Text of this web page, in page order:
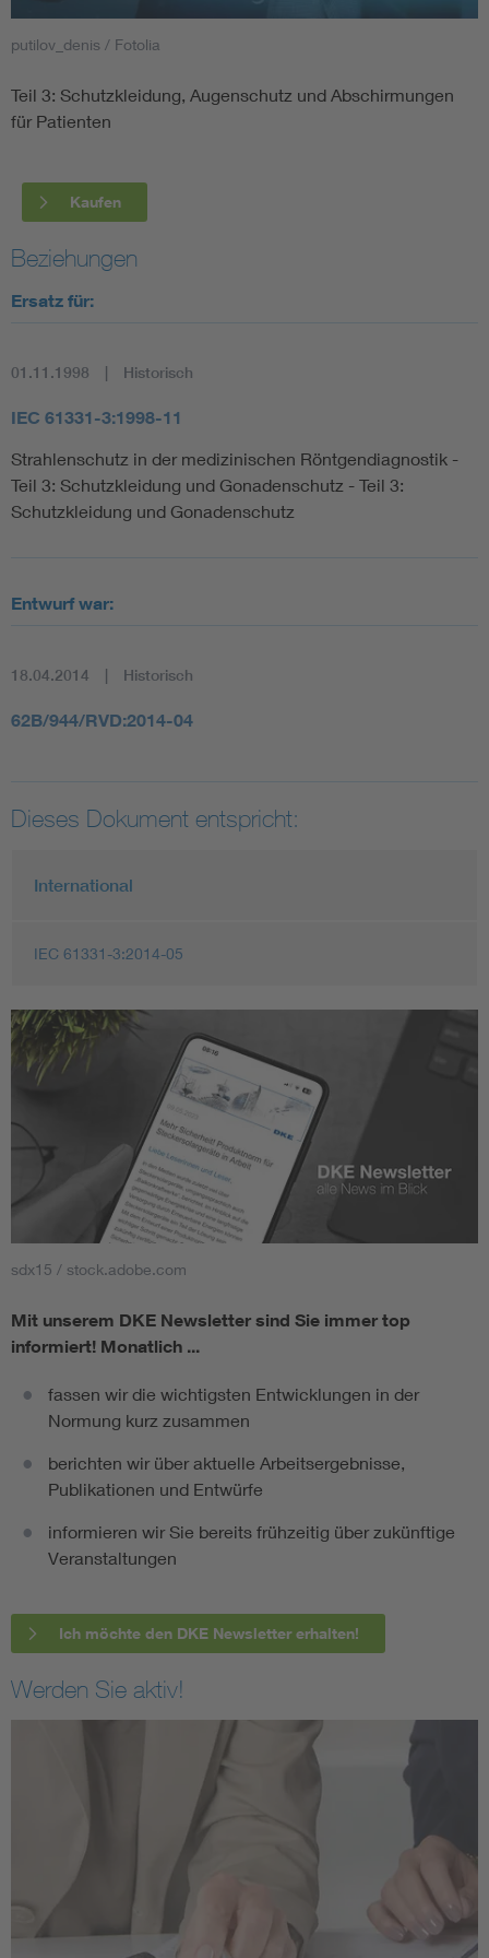
Smart Cities
DKE Fachinformationen im Kontext der Normung
Circular Economy für mehr Ressourceneffizienz
Elektrofachkraft (EFK)
putilov_denis / Fotolia
Teil 3: Schutzkleidung, Augenschutz und Abschirmungen
für Patienten
Kaufen
Beziehungen
Ersatz für:
01.11.1998 Historisch
IEC 61331-3:1998-11
Strahlenschutz in der medizinischen Röntgendiagnostik -
Teil 3: Schutzkleidung und Gonadenschutz - Teil 3:
Schutzkleidung und Gonadenschutz
Entwurf war:
18.04.2014 Historisch
62B/944/RVD:2014-04
Dieses Dokument entspricht:
International
IEC 61331-3:2014-05
sdx15 / stock.adobe.com
Mit unserem DKE Newsletter sind Sie immer top
informiert! Monatlich ...
fassen wir die wichtigsten Entwicklungen in der
Normung kurz zusammen
berichten wir über aktuelle Arbeitsergebnisse,
Publikationen und Entwürfe
informieren wir Sie bereits frühzeitig über zukünftige
Veranstaltungen
Ich möchte den DKE Newsletter erhalten!
Werden Sie aktiv!